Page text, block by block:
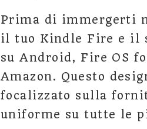
Prima di immergerti
il tuo Kindle Fire e il
su Android, Fire OS
Amazon. Questo
focalizzato sulla
uniforme su tutte le